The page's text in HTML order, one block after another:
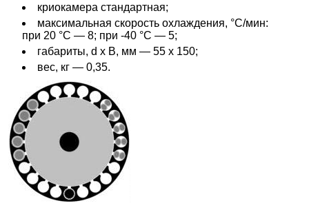
криокамера стандартная;
максимальная скорость охлаждения, °С/мин:
при 20 °С — 8; при -40 °С — 5;
габариты, d х В, мм — 55 х 150;
вес, кг — 0,35.